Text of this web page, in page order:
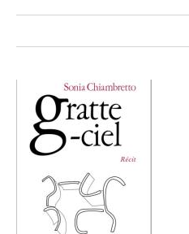
Réinitialiser